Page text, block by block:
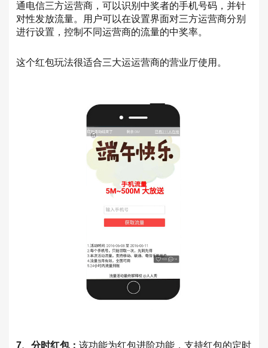
通电信三方运营商，可以识别中奖者的手机号码，并针
对性发放流量。用户可以在设置界面对三方运营商分别
进行设置，控制不同运营商的流量的中奖率。
这个红包玩法很适合三大运运营商的营业厅使用。
7、分时红包： 该功能为红包进阶功能，支持红包的定时